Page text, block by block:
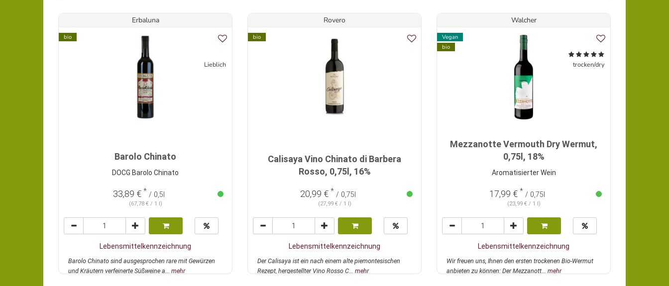
Erbaluna
bio
Lieblich
Barolo Chinato
DOCG Barolo Chinato
33,89 € * / 0,5l
(67,78 € / 1 l)
Lebensmittelkennzeichnung
Barolo Chinato sind ausgesprochen rare mit Gewürzen
und Kräutern verfeinerte Süßweine a... mehr
Rovero
bio
Calisaya Vino Chinato di Barbera
Rosso, 0,75l, 16%
20,99 € * / 0,75l
(27,99 € / 1 l)
Lebensmittelkennzeichnung
Der Calisaya ist ein nach einem alte piemontesischen
Rezept, hergestellter Vino Rosso C... mehr
Walcher
Vegan
bio
trocken/dry
Mezzanotte Vermouth Dry Wermut,
0,75l, 18%
Aromatisierter Wein
17,99 € * / 0,75l
(23,99 € / 1 l)
Lebensmittelkennzeichnung
Wir freuen uns, Ihnen den ersten trockenen Bio-Wermut
anbieten zu können: Der Mezzanott... mehr